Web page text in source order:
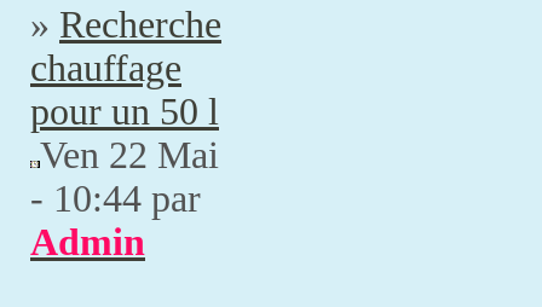
» Recherche
chauffage
pour un 50 l
Ven 22 Mai
- 10:44 par
Admin